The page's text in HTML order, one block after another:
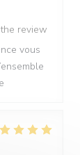
review
vous